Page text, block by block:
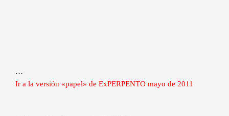
…
Ir a la versión «papel» de ExPERPENTO mayo de 2011